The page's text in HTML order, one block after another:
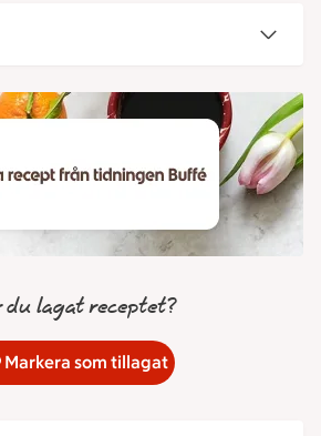
du lagat receptet?
Markera som tillagat